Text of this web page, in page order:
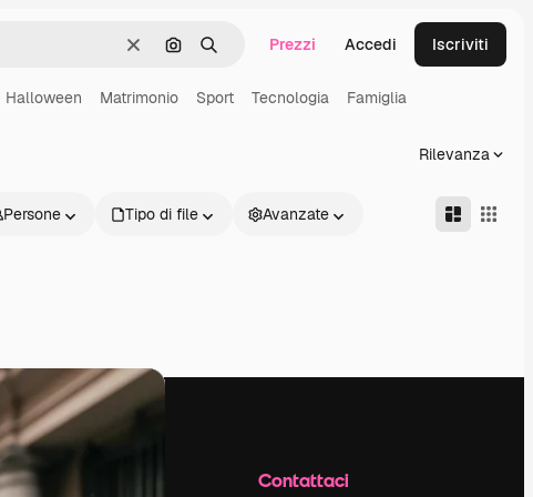
CancellaCerca per immagine
Ricerca Prezzi Accedi Iscriviti
Halloween Matrimonio Sport Tecnologia Famiglia
Rilevanza
Persone Tipo di file Avanzate
Contattaci